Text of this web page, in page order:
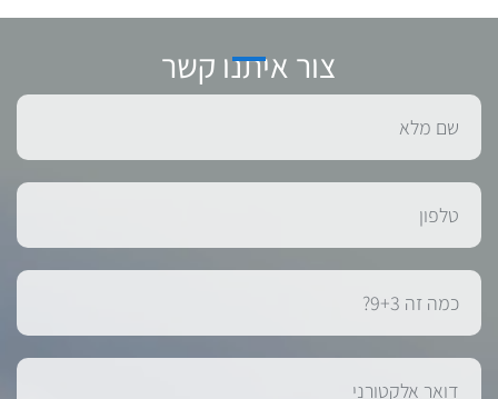
צור איתנו קשר